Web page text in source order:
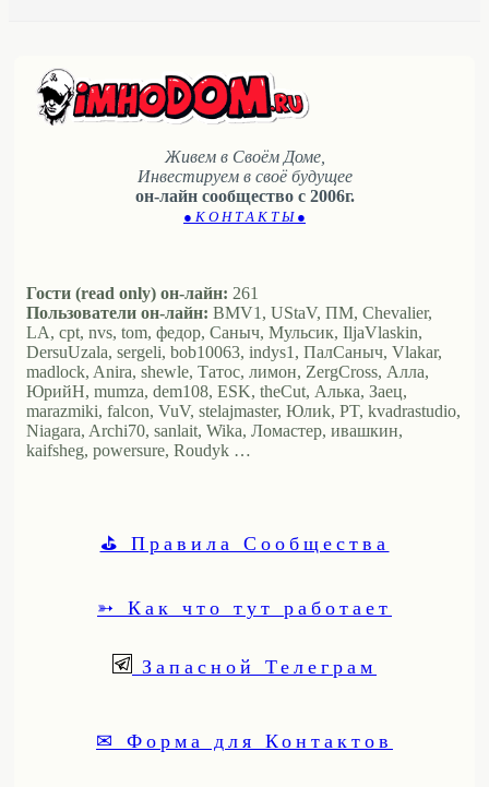
Живем в Своём Доме,
Инвестируем в своё будущее
он-лайн сообщество с 2006г.
● К О Н Т А К Т Ы ●
Гости (read only) он-лайн: 261
Пользователи он-лайн: BMV1, UStaV, ПМ, Chevalier,
LA, cpt, nvs, tom, федор, Саныч, Мульсик, IljaVlaskin,
DersuUzala, sergeli, bob10063, indys1, ПалСаныч, Vlakar,
madlock, Anira, shewle, Татос, лимон, ZergCross, Алла,
ЮрийН, mumza, dem108, ESK, theCut, Алька, Заец,
marazmiki, falcon, VuV, stelajmaster, Юлиk, PT, kvadrastudio,
Niagara, Archi70, sanlait, Wika, Ломастер, ивашкин,
kaifsheg, powersure, Roudyk …
⛳ Правила Сообщества
➳ Как что тут работает
Запасной Телеграм
✉ Форма для Контактов